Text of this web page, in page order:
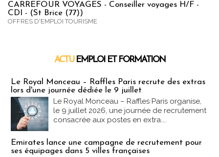
CARREFOUR VOYAGES - Conseiller voyages H/F -
CDI - (St Brice (77))
OFFRES D'EMPLOI TOURISME
ACTU EMPLOI ET FORMATION
Le Royal Monceau – Raffles Paris recrute des extras
lors d'une journée dédiée le 9 juillet
Le Royal Monceau – Raffles Paris organise,
le 9 juillet 2026, une journée de recrutement
consacrée aux postes en extra....
Emirates lance une campagne de recrutement pour
ses équipages dans 5 villes françaises